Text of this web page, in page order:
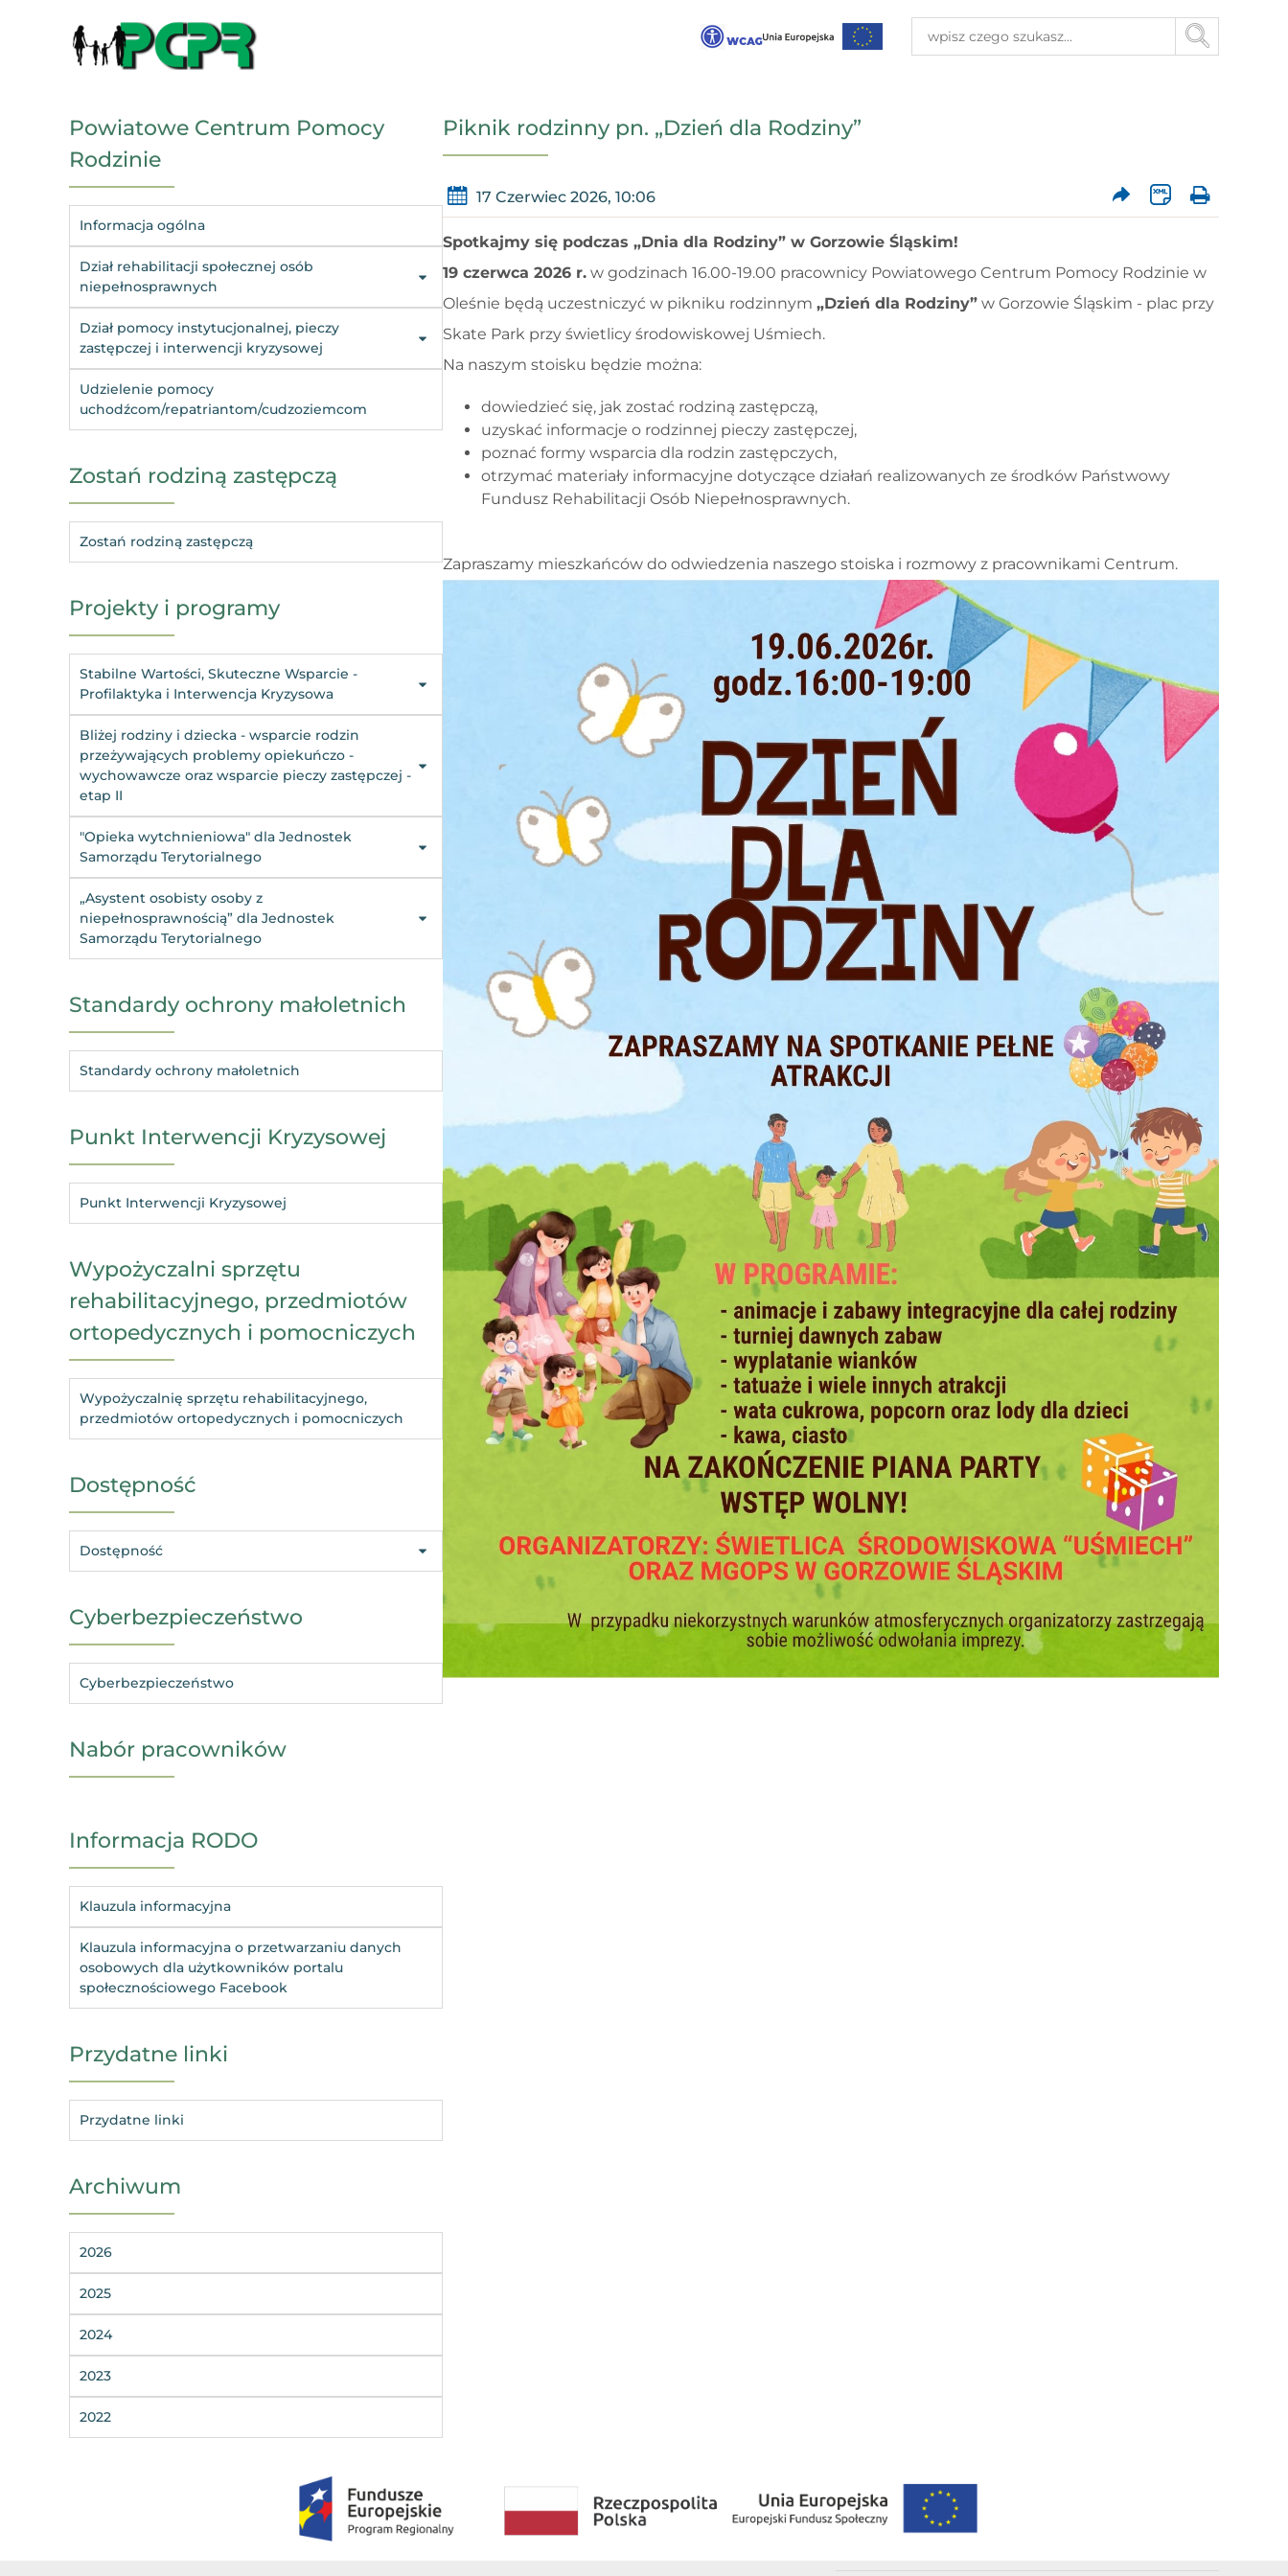
Powiatowe Centrum Pomocy
Rodzinie
Informacja ogólna
Dział rehabilitacji społecznej osób
niepełnosprawnych
Dział pomocy instytucjonalnej, pieczy
zastępczej i interwencji kryzysowej
Udzielenie pomocy
uchodźcom/repatriantom/cudzoziemcom
Zostań rodziną zastępczą
Zostań rodziną zastępczą
Projekty i programy
Stabilne Wartości, Skuteczne Wsparcie -
Profilaktyka i Interwencja Kryzysowa
Bliżej rodziny i dziecka - wsparcie rodzin
przeżywających problemy opiekuńczo -
wychowawcze oraz wsparcie pieczy zastępczej -
etap II
"Opieka wytchnieniowa" dla Jednostek
Samorządu Terytorialnego
„Asystent osobisty osoby z
niepełnosprawnością” dla Jednostek
Samorządu Terytorialnego
Standardy ochrony małoletnich
Standardy ochrony małoletnich
Punkt Interwencji Kryzysowej
Punkt Interwencji Kryzysowej
Wypożyczalni sprzętu
rehabilitacyjnego, przedmiotów
ortopedycznych i pomocniczych
Wypożyczalnię sprzętu rehabilitacyjnego,
przedmiotów ortopedycznych i pomocniczych
Dostępność
Dostępność
Cyberbezpieczeństwo
Cyberbezpieczeństwo
Nabór pracowników
Informacja RODO
Klauzula informacyjna
Klauzula informacyjna o przetwarzaniu danych
osobowych dla użytkowników portalu
społecznościowego Facebook
Przydatne linki
Przydatne linki
Archiwum
2026
2025
2024
2023
2022
Piknik rodzinny pn. „Dzień dla Rodziny”
17 Czerwiec 2026, 10:06
Spotkajmy się podczas „Dnia dla Rodziny” w Gorzowie Śląskim!
19 czerwca 2026 r. w godzinach 16.00-19.00 pracownicy Powiatowego Centrum Pomocy Rodzinie w
Oleśnie będą uczestniczyć w pikniku rodzinnym „Dzień dla Rodziny” w Gorzowie Śląskim - plac przy
Skate Park przy świetlicy środowiskowej Uśmiech.
Na naszym stoisku będzie można:
dowiedzieć się, jak zostać rodziną zastępczą,
uzyskać informacje o rodzinnej pieczy zastępczej,
poznać formy wsparcia dla rodzin zastępczych,
otrzymać materiały informacyjne dotyczące działań realizowanych ze środków Państwowy
Fundusz Rehabilitacji Osób Niepełnosprawnych.
Zapraszamy mieszkańców do odwiedzenia naszego stoiska i rozmowy z pracownikami Centrum.